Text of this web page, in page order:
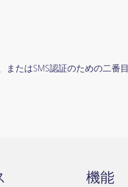
たはSMS認証のための二番目
機能